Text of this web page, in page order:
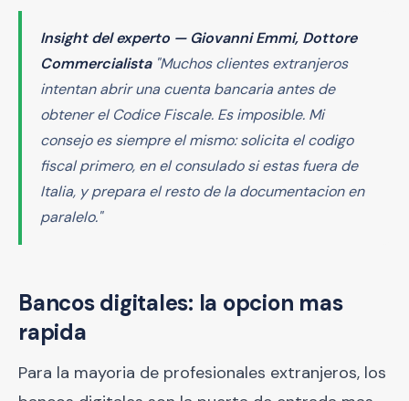
Insight del experto — Giovanni Emmi, Dottore
Commercialista"Muchos clientes extranjeros
intentan abrir una cuenta bancaria antes de
obtener el Codice Fiscale. Es imposible. Mi
consejo es siempre el mismo: solicita el codigo
fiscal primero, en el consulado si estas fuera de
Italia, y prepara el resto de la documentacion en
paralelo."
Bancos digitales: la opcion mas
rapida
Para la mayoria de profesionales extranjeros, los